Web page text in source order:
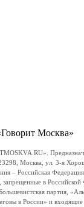
Москва»
Москва, ул. 3-я
– Российская
запрещенные в
партия,
в России» и